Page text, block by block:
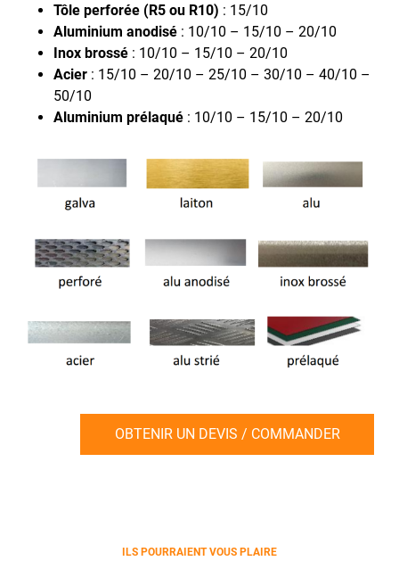
Tôle perforée (R5 ou R10) : 15/10
Aluminium anodisé : 10/10 – 15/10 – 20/10
Inox brossé : 10/10 – 15/10 – 20/10
Acier : 15/10 – 20/10 – 25/10 – 30/10 – 40/10 –
50/10
Aluminium prélaqué : 10/10 – 15/10 – 20/10
OBTENIR UN DEVIS / COMMANDER
ILS POURRAIENT VOUS PLAIRE